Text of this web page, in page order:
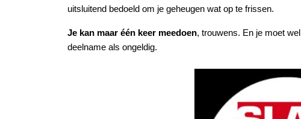
uitsluitend bedoeld om je geheugen wat op te frissen.
Je kan maar één keer meedoen, trouwens. En je moet wel
deelname als ongeldig.